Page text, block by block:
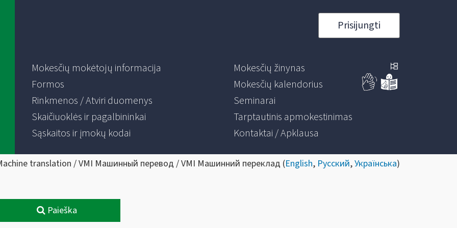
Prisijungti
Mokesčių mokėtojų informacija
Formos
Rinkmenos / Atviri duomenys
Skaičiuoklės ir pagalbininkai
Sąskaitos ir įmokų kodai
Mokesčių žinynas
Mokesčių kalendorius
Seminarai
Tarptautinis apmokestinimas
Kontaktai / Apklausa
translation / VMI Машинный перевод / VMI Машинний переклад (English, Русский,Українська)
Paieška